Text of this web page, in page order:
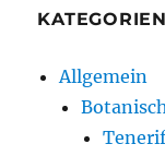
KATEGORIEN
Allgemein